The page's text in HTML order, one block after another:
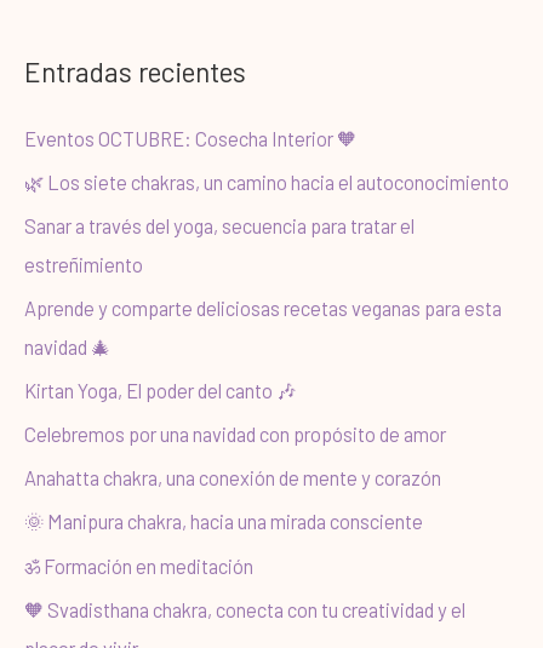
c
a
:
Entradas recientes
Eventos OCTUBRE: Cosecha Interior 🧡
🌿 Los siete chakras, un camino hacia el autoconocimiento
Sanar a través del yoga, secuencia para tratar el
estreñimiento
Aprende y comparte deliciosas recetas veganas para esta
navidad 🎄
Kirtan Yoga, El poder del canto 🎶
Celebremos por una navidad con propósito de amor
Anahatta chakra, una conexión de mente y corazón
🌞 Manipura chakra, hacia una mirada consciente
ॐ Formación en meditación
🧡 Svadisthana chakra, conecta con tu creatividad y el